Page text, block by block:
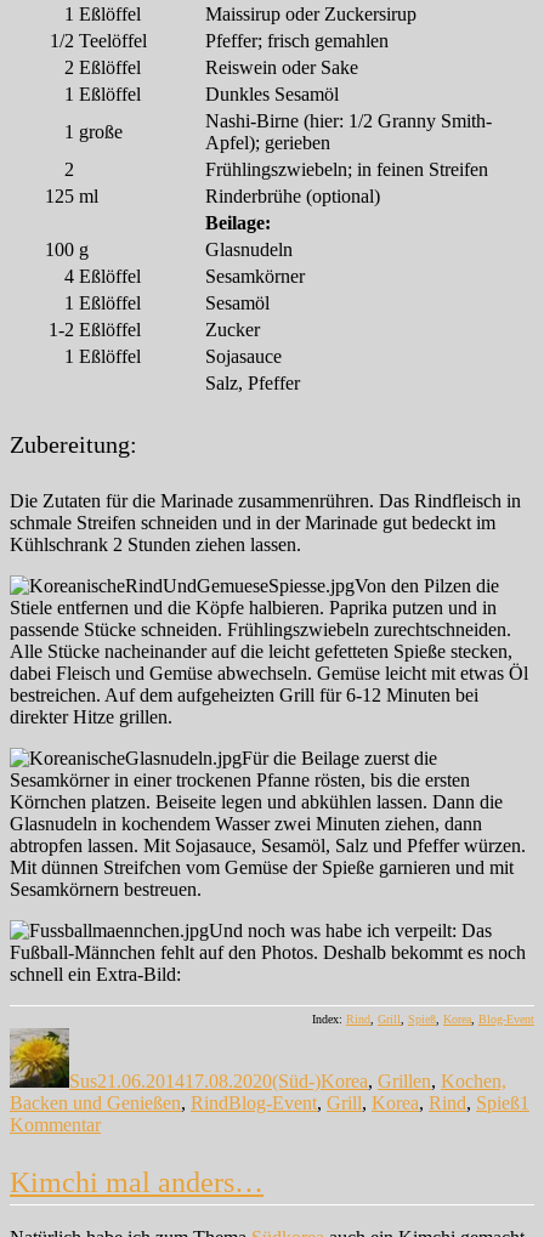
1 Eßlöffel
Maissirup oder Zuckersirup
1/2 Teelöffel
Pfeffer; frisch gemahlen
2 Eßlöffel
Reiswein oder Sake
1 Eßlöffel
Dunkles Sesamöl
1 große
Nashi-Birne (hier: 1/2 Granny Smith-
Apfel); gerieben
2
Frühlingszwiebeln; in feinen Streifen
125 ml
Rinderbrühe (optional)
Beilage:
100 g
Glasnudeln
4 Eßlöffel
Sesamkörner
1 Eßlöffel
Sesamöl
1-2 Eßlöffel
Zucker
1 Eßlöffel
Sojasauce
Salz, Pfeffer
Zubereitung:
Die Zutaten für die Marinade zusammenrühren. Das Rindfleisch in
schmale Streifen schneiden und in der Marinade gut bedeckt im
Kühlschrank 2 Stunden ziehen lassen.
Von den Pilzen die
Stiele entfernen und die Köpfe halbieren. Paprika putzen und in
passende Stücke schneiden. Frühlingszwiebeln zurechtschneiden.
Alle Stücke nacheinander auf die leicht gefetteten Spieße stecken,
dabei Fleisch und Gemüse abwechseln. Gemüse leicht mit etwas Öl
bestreichen. Auf dem aufgeheizten Grill für 6-12 Minuten bei
direkter Hitze grillen.
Für die Beilage zuerst die
Sesamkörner in einer trockenen Pfanne rösten, bis die ersten
Körnchen platzen. Beiseite legen und abkühlen lassen. Dann die
Glasnudeln in kochendem Wasser zwei Minuten ziehen, dann
abtropfen lassen. Mit Sojasauce, Sesamöl, Salz und Pfeffer würzen.
Mit dünnen Streifchen vom Gemüse der Spieße garnieren und mit
Sesamkörnern bestreuen.
Und noch was habe ich verpeilt: Das
Fußball-Männchen fehlt auf den Photos. Deshalb bekommt es noch
schnell ein Extra-Bild:
Index: Rind, Grill, Spieß, Korea, Blog-Event
Autor
Sus21.06.201417.08.2020(Süd-)Korea, Grillen, Kochen,
Backen und Genießen, RindSchlagwörter
Blog-Event, Grill, Korea, Rind, Spieß1
Kommentarzu
Südkoreanisch…
Kimchi mal anders…